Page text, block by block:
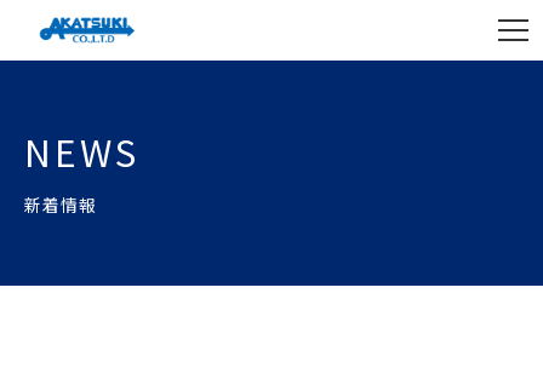
NEWS
新着情報